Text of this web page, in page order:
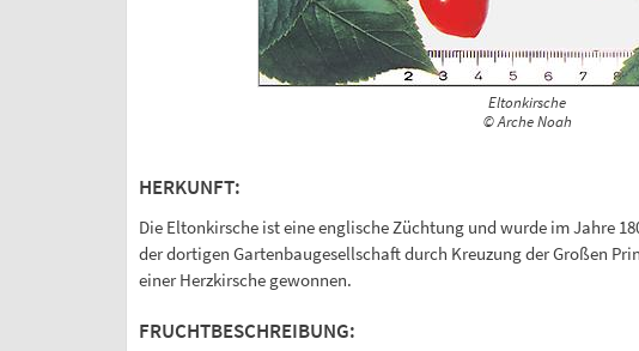
Eltonkirsche
© Arche Noah
HERKUNFT:
Die Eltonkirsche ist eine englische Züchtung und wurde im Jahre
der dortigen Gartenbaugesellschaft durch Kreuzung der Großen
einer Herzkirsche gewonnen.
FRUCHTBESCHREIBUNG: